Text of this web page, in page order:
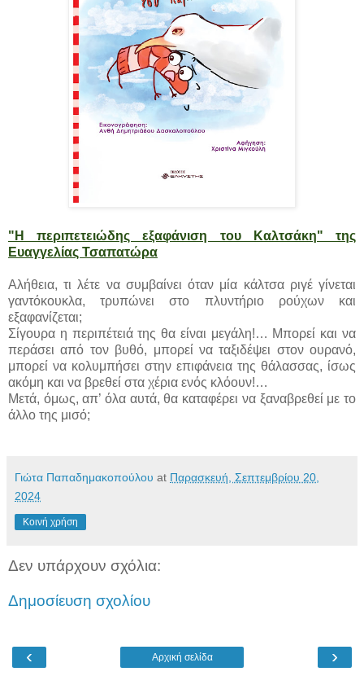
"Η περιπετειώδης εξαφάνιση του Καλτσάκη" της
Ευαγγελίας Τσαπατώρα
Αλήθεια, τι λέτε να συμβαίνει όταν μία κάλτσα ριγέ γίνεται
γαντόκουκλα, τρυπώνει στο πλυντήριο ρούχων και
εξαφανίζεται;
Σίγουρα η περιπέτειά της θα είναι μεγάλη!… Μπορεί και να
περάσει από τον βυθό, μπορεί να ταξιδέψει στον ουρανό,
μπορεί να κολυμπήσει στην επιφάνεια της θάλασσας, ίσως
ακόμη και να βρεθεί στα χέρια ενός κλόουν!…
Μετά, όμως, απ’ όλα αυτά, θα καταφέρει να ξαναβρεθεί με το
άλλο της μισό;
Γιώτα Παπαδημακοπούλου at Παρασκευή, Σεπτεμβρίου 20,
2024
Κοινή χρήση
Δεν υπάρχουν σχόλια:
Δημοσίευση σχολίου
‹ ›
Αρχική σελίδα